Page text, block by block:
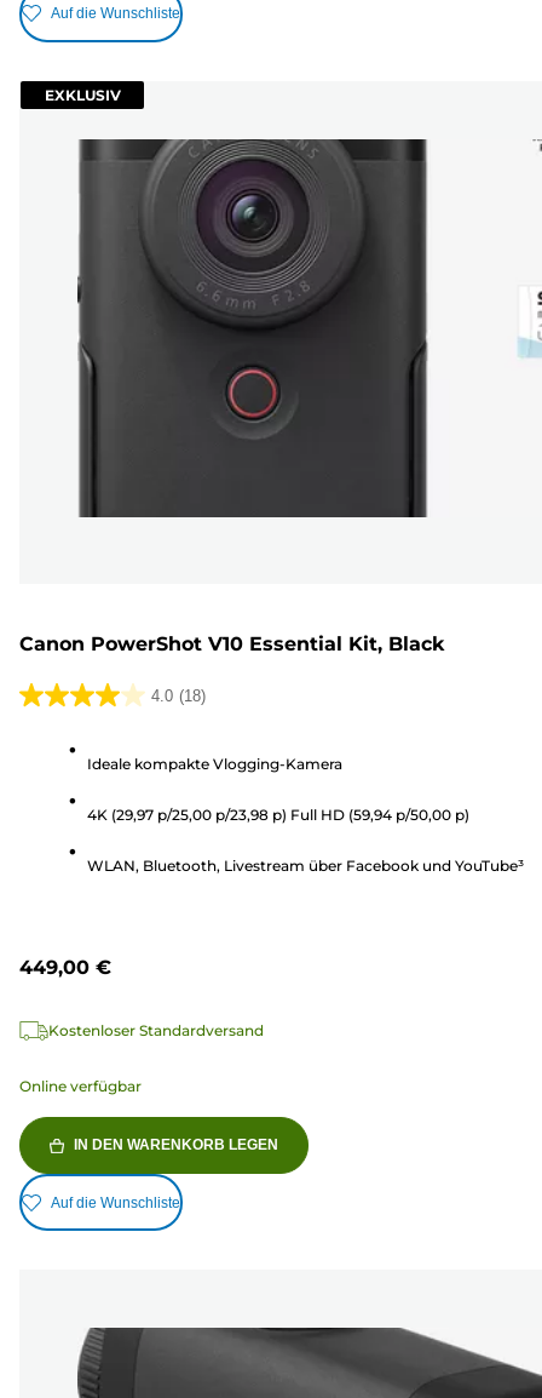
Auf die Wunschliste
EXKLUSIV
Canon PowerShot V10 Essential Kit, Black
4.0 (18)
4.0
Sternen.
Bewertungen
Ideale kompakte Vlogging-Kamera
4K (29,97 p/25,00 p/23,98 p) Full HD (59,94 p/50,00 p)
WLAN, Bluetooth, Livestream über Facebook und YouTube³
449,00 €
Kostenloser Standardversand
Online verfügbar
IN DEN WARENKORB LEGEN
Auf die Wunschliste